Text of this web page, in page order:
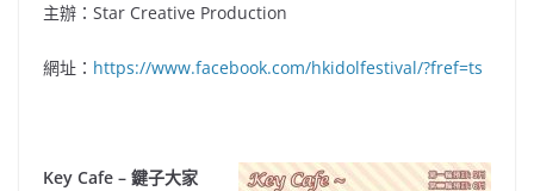
主辦：Star Creative Production
網址： https://www.facebook.com/hkidolfestival/?fref=ts
Key Cafe – 鍵子大家